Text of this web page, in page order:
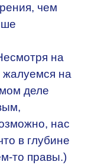
чем
на
на
деле
нас
в глубине
то правы.)